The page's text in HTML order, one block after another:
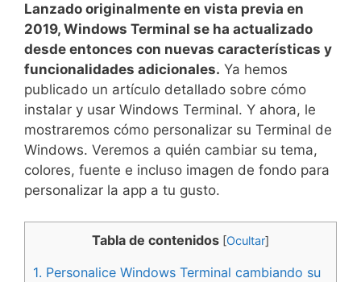
Lanzado originalmente en vista previa en
2019, Windows Terminal se ha actualizado
desde entonces con nuevas características y
funcionalidades adicionales. Ya hemos
publicado un artículo detallado sobre cómo
instalar y usar Windows Terminal. Y ahora, le
mostraremos cómo personalizar su Terminal de
Windows. Veremos a quién cambiar su tema,
colores, fuente e incluso imagen de fondo para
personalizar la app a tu gusto.
Tabla de contenidos [Ocultar]
1. Personalice Windows Terminal cambiando su